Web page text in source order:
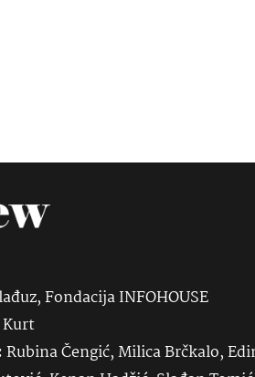
Fondacija INFOHOUSE
Kurt
Rubina Čengić, Milica Brčkalo,